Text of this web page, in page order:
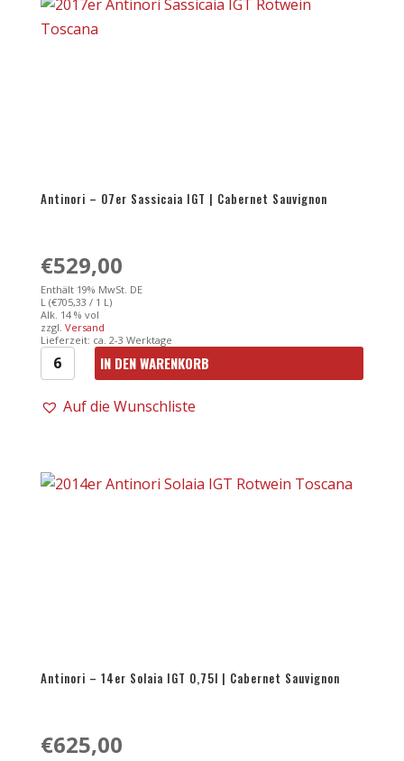
Antinori – 07er Sassicaia IGT | Cabernet Sauvignon
€529,00
Enthält 19% MwSt. DE
L (€705,33 / 1 L)
Alk. 14 % vol
zzgl. Versand
Lieferzeit: ca. 2-3 Werktage
Antinori
-
IGT
IN DEN WARENKORB
Auf die Wunschliste
Antinori – 14er Solaia IGT 0,75l | Cabernet Sauvignon
€625,00